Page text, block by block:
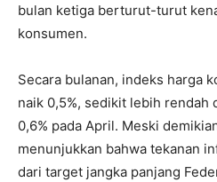
bulan ketiga berturut-turut
konsumen.
Secara bulanan, indeks harga
naik 0,5%, sedikit lebih rendah
0,6% pada April. Meski
menunjukkan bahwa tekanan
dari target jangka panjang